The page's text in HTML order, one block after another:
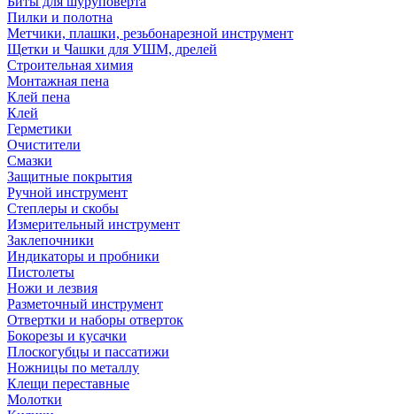
Пилки и полотна
Метчики, плашки, резьбонарезной инструмент
Щетки и Чашки для УШМ, дрелей
Строительная химия
Монтажная пена
Клей пена
Клей
Герметики
Очистители
Смазки
Защитные покрытия
Ручной инструмент
Степлеры и скобы
Измерительный инструмент
Заклепочники
Индикаторы и пробники
Пистолеты
Ножи и лезвия
Разметочный инструмент
Отвертки и наборы отверток
Бокорезы и кусачки
Плоскогубцы и пассатижи
Ножницы по металлу
Клещи переставные
Молотки